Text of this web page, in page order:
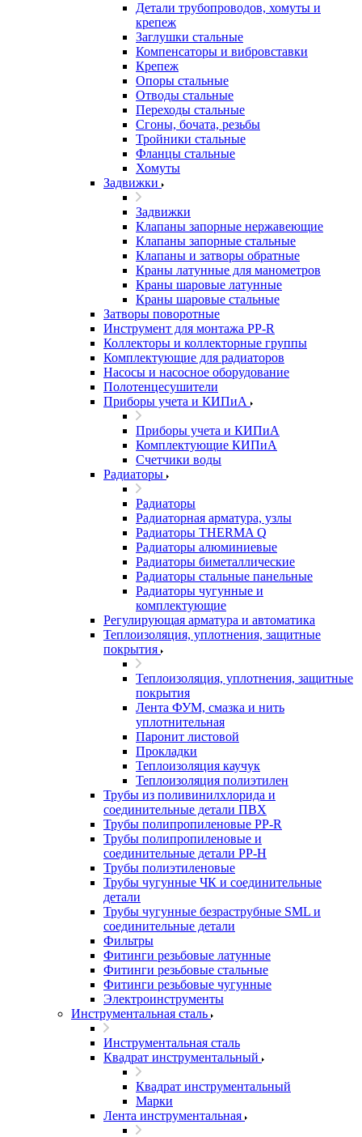
Детали трубопроводов, хомуты и
крепеж
Заглушки стальные
Компенсаторы и вибровставки
Крепеж
Опоры стальные
Отводы стальные
Переходы стальные
Сгоны, бочата, резьбы
Тройники стальные
Фланцы стальные
Хомуты
Задвижки
Задвижки
Клапаны запорные нержавеющие
Клапаны запорные стальные
Клапаны и затворы обратные
Краны латунные для манометров
Краны шаровые латунные
Краны шаровые стальные
Затворы поворотные
Инструмент для монтажа PP-R
Коллекторы и коллекторные группы
Комплектующие для радиаторов
Насосы и насосное оборудование
Полотенцесушители
Приборы учета и КИПиА
Приборы учета и КИПиА
Комплектующие КИПиА
Счетчики воды
Радиаторы
Радиаторы
Радиаторная арматура, узлы
Радиаторы THERMA Q
Радиаторы алюминиевые
Радиаторы биметаллические
Радиаторы стальные панельные
Радиаторы чугунные и
комплектующие
Регулирующая арматура и автоматика
Теплоизоляция, уплотнения, защитные
покрытия
Теплоизоляция, уплотнения, защитные
покрытия
Лента ФУМ, смазка и нить
уплотнительная
Паронит листовой
Прокладки
Теплоизоляция каучук
Теплоизоляция полиэтилен
Трубы из поливинилхлорида и
соединительные детали ПВХ
Трубы полипропиленовые PP-R
Трубы полипропиленовые и
соединительные детали PP-H
Трубы полиэтиленовые
Трубы чугунные ЧК и соединительные
детали
Трубы чугунные безраструбные SML и
соединительные детали
Фильтры
Фитинги резьбовые латунные
Фитинги резьбовые стальные
Фитинги резьбовые чугунные
Электроинструменты
Инструментальная сталь
Инструментальная сталь
Квадрат инструментальный
Квадрат инструментальный
Марки
Лента инструментальная